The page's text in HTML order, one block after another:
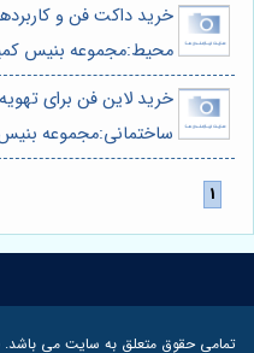
خرید داکت فن و
محیط:مجموعه بنیس
خرید لاین فن برای
ساختمانی:مجموعه
تمامی حقوق متعلق به سایت می